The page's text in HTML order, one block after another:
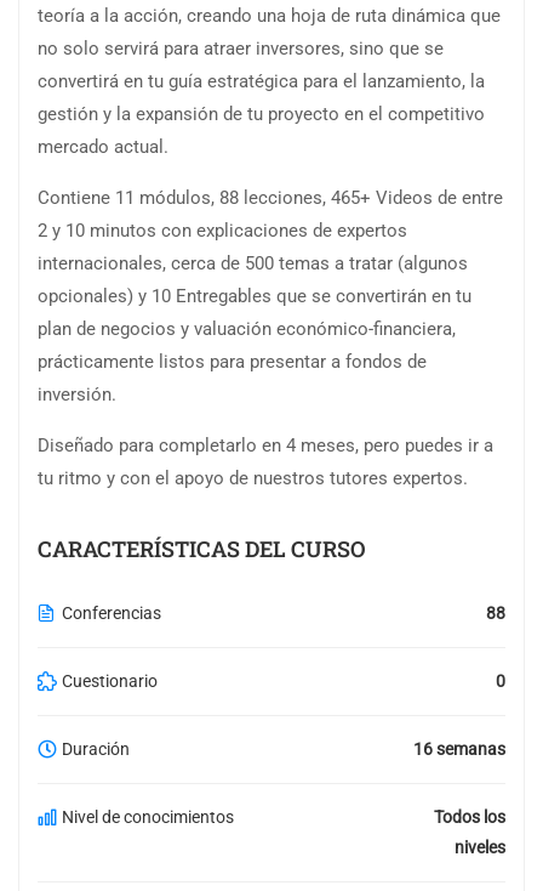
teoría a la acción, creando una hoja de ruta dinámica que
no solo servirá para atraer inversores, sino que se
convertirá en tu guía estratégica para el lanzamiento, la
gestión y la expansión de tu proyecto en el competitivo
mercado actual.
Contiene 11 módulos, 88 lecciones, 465+ Videos de entre
2 y 10 minutos con explicaciones de expertos
internacionales, cerca de 500 temas a tratar (algunos
opcionales) y 10 Entregables que se convertirán en tu
plan de negocios y valuación económico-financiera,
prácticamente listos para presentar a fondos de
inversión.
Diseñado para completarlo en 4 meses, pero puedes ir a
tu ritmo y con el apoyo de nuestros tutores expertos.
CARACTERÍSTICAS DEL CURSO
Conferencias 88
Cuestionario 0
Duración 16 semanas
Nivel de conocimientos
Todos los
niveles